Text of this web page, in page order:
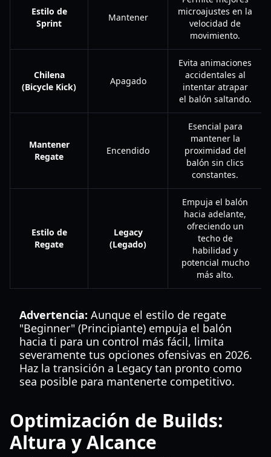
Estilo de
Sprint
Mantener
microajustes en la
velocidad de
movimiento.
Chilena
(Bicycle Kick)
Apagado
Evita animaciones
accidentales al
intentar atrapar
el balón saltando.
Mantener
Regate
Encendido
Esencial para
mantener la
proximidad del
balón sin clics
constantes.
Estilo de
Regate
Legacy
(Legado)
Empuja el balón
hacia adelante,
ofreciendo un
techo de
habilidad y
potencial mucho
más alto.
Advertencia: Aunque el estilo de regate
"Beginner" (Principiante) empuja el balón
hacia ti para un control más fácil, limita
severamente tus opciones ofensivas en 2026.
Haz la transición a Legacy tan pronto como
sea posible para mantenerte competitivo.
Optimización de Builds:
Altura y Alcance